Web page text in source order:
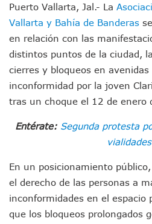
Ra Aguilar Acompaña
Oleaje Y Riesgo Por
“Kato” Supera El
México Necesitaba
Poderoso
ATM Incorpora 20
Colectivos Piden A
Caída De “El
Mercado Vallarta
CEDHJ Señala
Ayutla Bajo
Maleza Crece En
Lluvias E
Puerto Vallarta, Jal.- La
Vallarta y Bahía de Banderas
en relación con las
distintos puntos de la ciudad,
cierres y bloqueos en
inconformidad por la joven
tras un choque el 12 de enero
Entérate: Segunda protesta
En un posicionamiento
el derecho de las personas a
inconformidades en el espacio
que los bloqueos prolongados